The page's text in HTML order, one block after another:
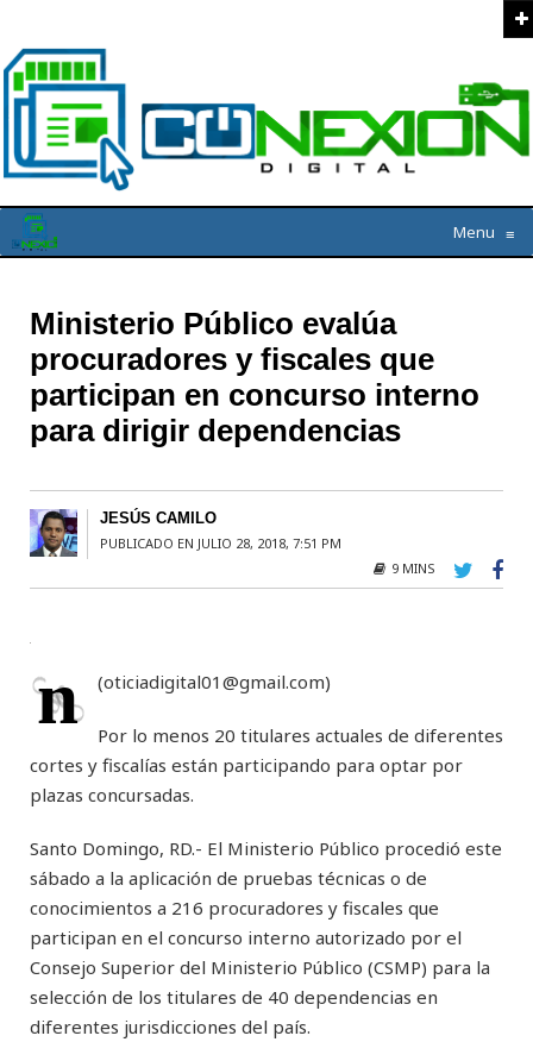
Menu ≡
Ministerio Público evalúa
procuradores y fiscales que
participan en concurso interno
para dirigir dependencias
JESÚS CAMILO
PUBLICADO EN JULIO 28, 2018, 7:51 PM
9 MINS
(
n oticiadigital01@gmail.com)
Por lo menos 20 titulares actuales de diferentes
cortes y fiscalías están participando para optar por
plazas concursadas.
Santo Domingo, RD.- El Ministerio Público procedió este
sábado a la aplicación de pruebas técnicas o de
conocimientos a 216 procuradores y fiscales que
participan en el concurso interno autorizado por el
Consejo Superior del Ministerio Público (CSMP) para la
selección de los titulares de 40 dependencias en
diferentes jurisdicciones del país.